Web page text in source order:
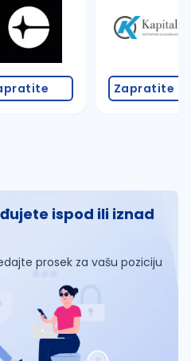
Zapratite
ispod ili iznad
prosek za vašu poziciju